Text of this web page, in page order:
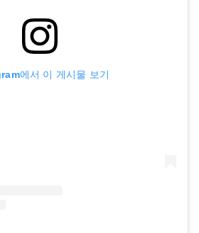
에서 이 게시물 보기